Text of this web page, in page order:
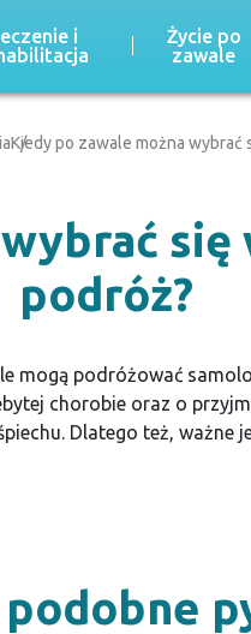
i
Życie po
zawale
Kiedy po zawale można wybrać
się
podróż?
mogą podróżować
chorobie oraz o
Dlatego też,
podobne